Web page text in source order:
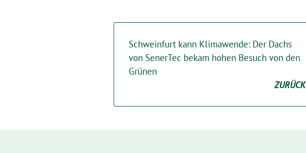
Schweinfurt kann Klimawende: Der Dachs
von SenerTec bekam hohen Besuch von den
Grünen
ZURÜCK